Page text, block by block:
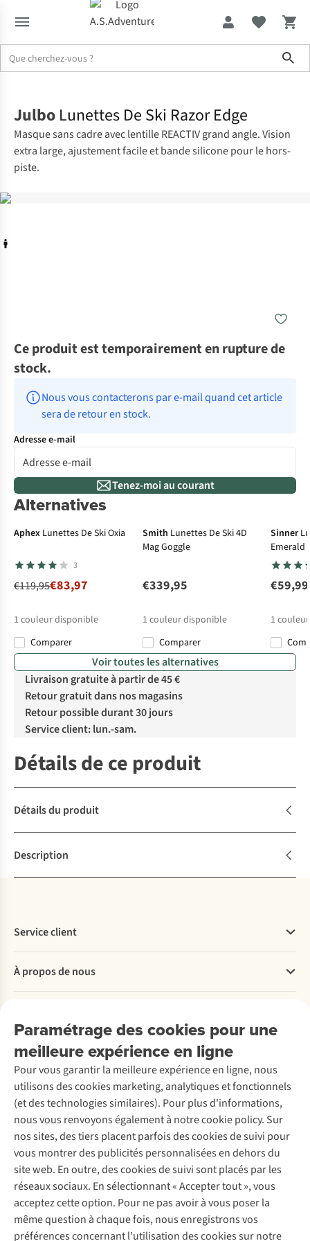
Julbo Lunettes De Ski Razor Edge
Masque sans cadre avec lentille REACTIV grand angle. Vision
extra large, ajustement facile et bande silicone pour le hors-
piste.
Ce produit est temporairement en rupture de
stock.
Nous vous contacterons par e-mail quand cet article
sera de retour en stock.
Adresse e-mail
Tenez-moi au courant
Alternatives
-30%
Aphex Lunettes De Ski Oxia
3
€119,95€83,97
1 couleur disponible
Comparer
Smith Lunettes De Ski 4D
Mag Goggle
€339,95
1 couleur disponible
Comparer
Sinner
Emerald
€59,99
1
Voir toutes les alternatives
Livraison gratuite à partir de 45 €
Retour gratuit dans nos magasins
Retour possible durant 30 jours
Service client: lun.-sam.
Détails de ce produit
Détails du produit
Description
Paramétrage des cookies pour une
meilleure expérience en ligne
Pour vous garantir la meilleure expérience en ligne, nous
utilisons des cookies marketing, analytiques et fonctionnels
(et des technologies similaires). Pour plus d'informations,
nous vous renvoyons également à notre cookie policy. Sur
nos sites, des tiers placent parfois des cookies de suivi pour
vous montrer des publicités personnalisées en dehors du
site web. En outre, des cookies de suivi sont placés par les
réseaux sociaux. En sélectionnant « Accepter tout », vous
acceptez cette option. Pour ne pas avoir à vous poser la
même question à chaque fois, nous enregistrons vos
préférences concernant l’utilisation des cookies sur notre
Service client
Commander
Payer
Retourner
Rétractation d'une commande
Entretien & réparations
Garantie
Contactez-nous
À propos de nous
Entreprise responsable
À propos d’Ayacucho
Nos magasins
À propos d’A.S.Adventure
Déclaration d'accessibilité
Location / Location sports d’hiver
Seconde-main
Entretien de ski
Service de lavage
Entretien de chaussures
Réparation de chaussures
Réparation de vêtements
Retouches
Pour les entreprises
Découvrez
A.S.Magazine
Explore Camp
Expertise & conseils
Abonnez-vous à la newsletter
Suivez-nous